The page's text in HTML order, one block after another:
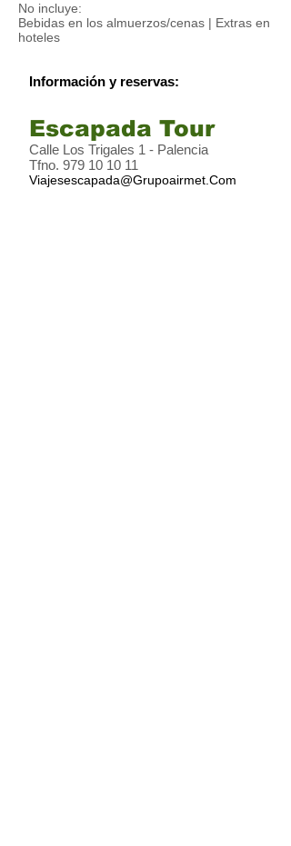
No incluye:
Bebidas en los almuerzos/cenas | Extras en
hoteles
Información y reservas:
Escapada Tour
Calle Los Trigales 1 - Palencia
Tfno. 979 10 10 11
Viajesescapada@Grupoairmet.Com